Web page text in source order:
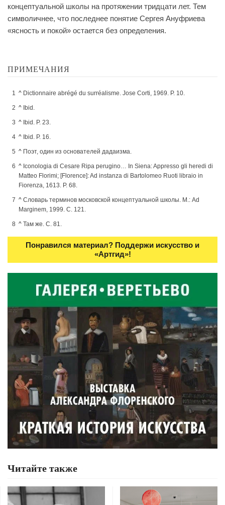
концептуальной школы на протяжении тридцати лет. Тем
символичнее, что последнее понятие Сергея Ануфриева
«ясность и покой» остается без определения.
ПРИМЕЧАНИЯ
^ Dictionnaire abrégé du surréalisme. Jose Corti, 1969. P. 10.
^ Ibid.
^ Ibid. P. 23.
^ Ibid. P. 16.
^ Поэт, один из основателей дадаизма.
^ Iconologia di Cesare Ripa perugino… In Siena: Appresso gli heredi di
Matteo Florimi; [Florence]: Ad instanza di Bartolomeo Ruoti libraio in
Fiorenza, 1613. P. 68.
^ Словарь терминов московской концептуальной школы. М.: Ad
Marginem, 1999. С. 121.
^ Там же. С. 81.
Понравился материал? Поддержи искусство и
«Артгид»!
Читайте также